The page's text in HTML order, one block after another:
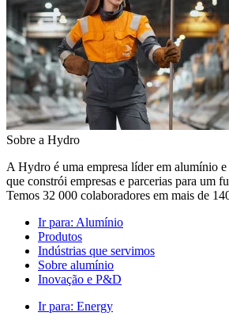
Sobre a Hydro
A Hydro é uma empresa líder em alumínio
que constrói empresas e parcerias para um
Temos 32 000 colaboradores em mais de
Ir para: Alumínio
Produtos
Indústrias que servimos
Sobre alumínio
Inovação e P&D
Ir para: Energy